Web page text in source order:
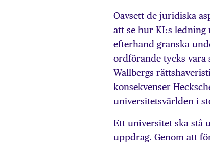
Oavsett de juridiska
att se hur KI:s ledning
efterhand granska
ordförande tycks vara
Wallbergs
konsekvenser
universitetsvärlden i
Ett universitet ska stå
uppdrag. Genom att